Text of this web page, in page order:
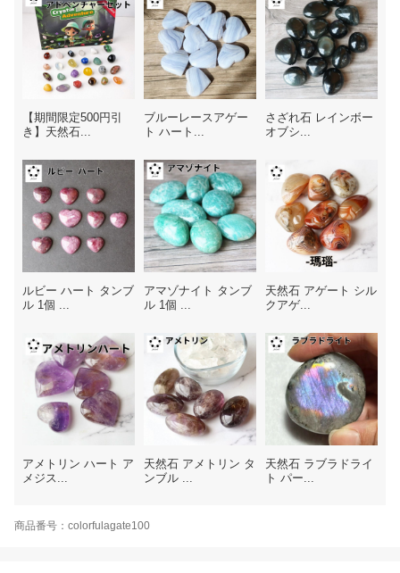
【期間限定500円引
き】天然石...
ブルーレースアゲー
ト ハート...
さざれ石 レインボー
オブシ...
ルビー ハート タンブ
ル 1個 ...
アマゾナイト タンブ
ル 1個 ...
天然石 アゲート シル
クアゲ...
アメトリン ハート ア
メジス...
天然石 アメトリン タ
ンブル ...
天然石 ラブラドライ
ト パー...
商品番号：colorfulagate100